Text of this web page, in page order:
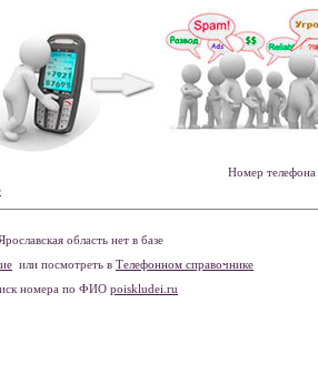
Номер телефона
область нет в базе
или посмотреть в Телефонном справочнике
номера по ФИО poiskludei.ru